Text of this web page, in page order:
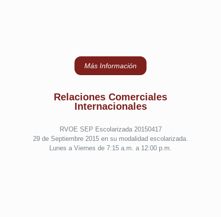
Más Información
Relaciones Comerciales
Internacionales
RVOE SEP Escolarizada 20150417
29 de Septiembre 2015 en su modalidad escolarizada.
Lunes a Viernes de 7:15 a.m. a 12:00 p.m.